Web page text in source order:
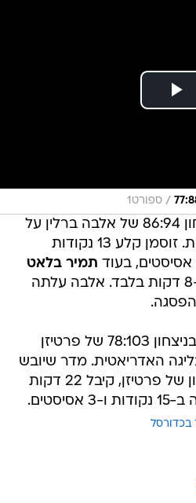
/ ספורט1
בלט בניצחון 86:94 של אלבה ברלין על
היידלברג בליגה הגרמנית. זוסמן קלע 13 נקודות
תמיר בלאט
הסתפק ב-3 נקודות ב-8 דקות בלבד. אלבה עלתה
בלט אף הוא בניצחון 78:103 של פרטיזן
האדריאטית. מדר שיובש
במשחק היורוליג האחרון של פרטיזן, קיבל 22 דקות
בכדורסל